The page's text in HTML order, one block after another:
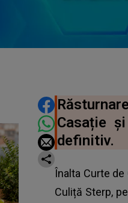
DISTRIBUIE
Casație
definitiv.
Înalta Curte
Culiță Sterp,